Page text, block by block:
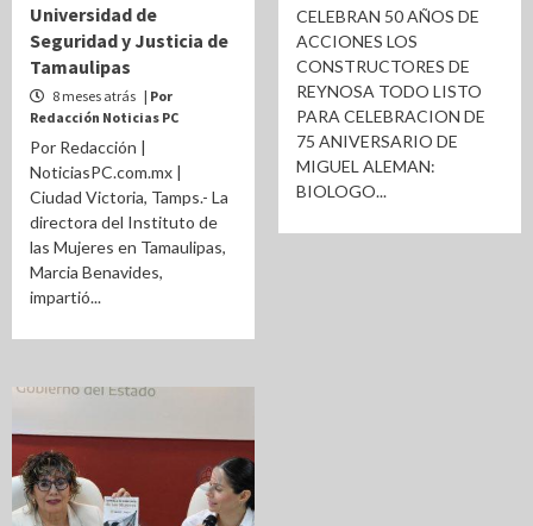
Universidad de
Seguridad y Justicia de
Tamaulipas
8 meses atrás | Por
Redacción Noticias PC
Por Redacción |
NoticiasPC.com.mx |
Ciudad Victoria, Tamps.- La
directora del Instituto de
las Mujeres en Tamaulipas,
Marcia Benavides,
impartió...
CELEBRAN 50 AÑOS DE
ACCIONES LOS
CONSTRUCTORES DE
REYNOSA TODO LISTO
PARA CELEBRACION DE
75 ANIVERSARIO DE
MIGUEL ALEMAN:
BIOLOGO...